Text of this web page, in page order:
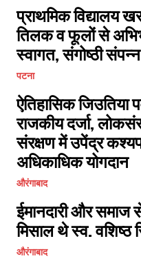
प्राथमिक विद्यालय
तिलक व फूलों से
स्वागत, संगोष्ठी संपन्न
पटना
ऐतिहासिक जिउतिया
राजकीय दर्जा,
संरक्षण में उपेंद्र
अधिकाधिक योगदान
औरंगाबाद
ईमानदारी और समाज
मिसाल थे स्व. वशिष्ठ
औरंगाबाद